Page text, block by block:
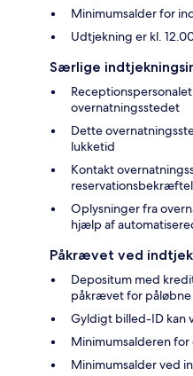
Minimumsalder for
Udtjekning er kl.
Særlige
overnatningsstedet
Dette
lukketid
Kontakt
Oplysninger fra
hjælp af
Påkrævet ved
Depositum med
påkrævet for
Gyldigt billed-ID
Minimumsalderen
Minimumsalder ved